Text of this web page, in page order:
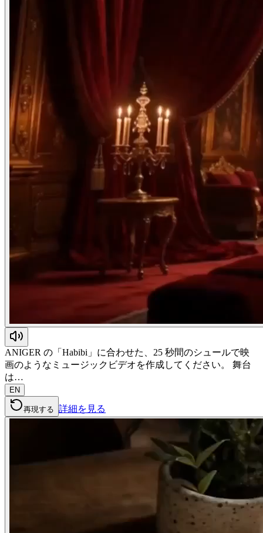
ANIGER の「Habibi」に合わせた、25 秒間のシュールで映
画のようなミュージックビデオを作成してください。 舞台
は…
EN
再現する 詳細を見る